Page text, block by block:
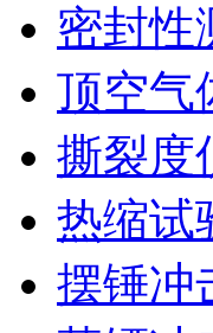
密封性
顶空气
撕裂度
热缩试
摆锤冲